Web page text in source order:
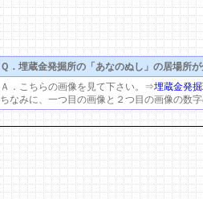
Ｑ． 埋蔵金発掘所の「あなのぬし」の居場所
Ａ．こちらの画像を見て下さい。⇒埋蔵金発
ちなみに、一つ目の画像と２つ目の画像の数